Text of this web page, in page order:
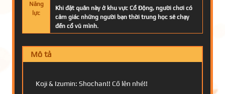
Năng
lực
Khi đặt quân này ở khu vực Cổ Động, người chơi có
cảm giác những người bạn thời trung học sẽ chạy
đến cổ vũ mình.
Mô tả
Koji & Izumin: Shochan!! Cố lên nhé!!